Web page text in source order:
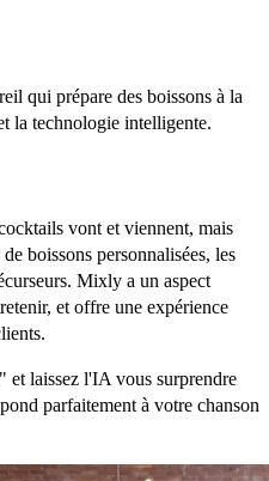
qui prépare des boissons à la
la technologie intelligente.
vont et viennent, mais
boissons personnalisées, les
Mixly a un aspect
et offre une expérience
laissez l'IA vous surprendre
parfaitement à votre chanson